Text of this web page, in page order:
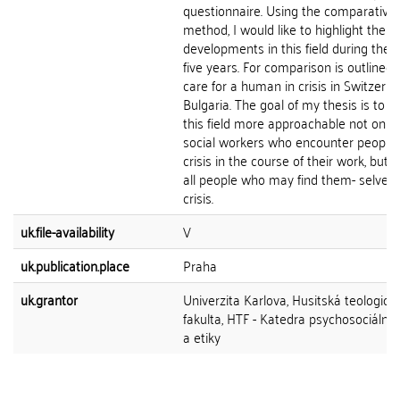
questionnaire. Using the comparative
method, I would like to highlight the
developments in this field during the
five years. For comparison is outlined
care for a human in crisis in
Bulgaria. The goal of my thesis is to
this field more approachable not only
social workers who encounter people
crisis in the course of their work, but
all people who may find them- selves
crisis.
uk.file-availability
V
uk.publication.place
Praha
uk.grantor
Univerzita Karlova, Husitská
fakulta, HTF - Katedra
a etiky